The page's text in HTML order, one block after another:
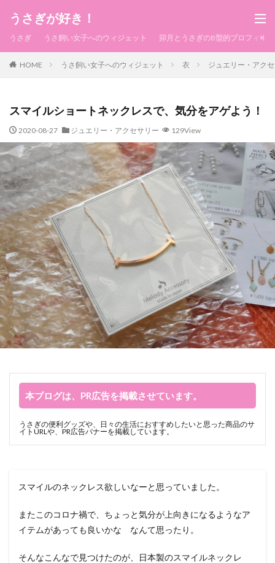
うさぎが好き！
うさぎ うさ飼い女子へのウィジェット 卯月とうさぎのB型的プロフィール
HOME うさ飼い女子へのウィジェット 衣 ジュエリー・アク
スマイルショートネックレスで、気分をアゲよう！
2020-08-27 ジュエリー・アクセサリー 129View
本ブログは、PR広告を掲載させています。
うさぎの便利グッズや、日々の生活におすすめしたいと思った商品のサ
イトURLや、PR広告バナーを掲載しています。
スマイルのネックレス欲しいなーと思っていました。
またこのコロナ禍で、ちょっと気分が上向きになるようなア
イテムがあっても良いかな なんて思ったり。
そんなこんなで見つけたのが、日本製のスマイルネックレ